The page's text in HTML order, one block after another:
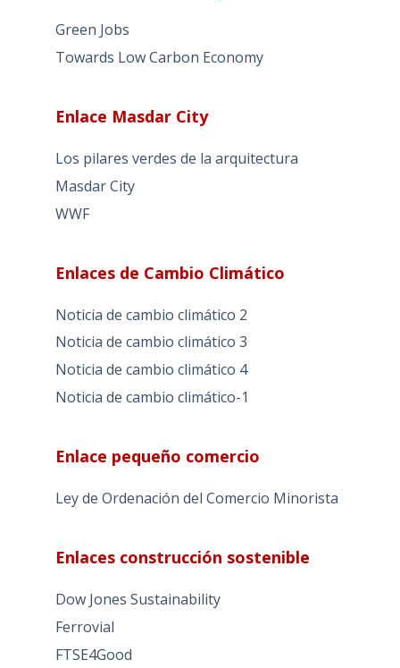
Green Jobs
Towards Low Carbon Economy
Enlace Masdar City
Los pilares verdes de la arquitectura
Masdar City
WWF
Enlaces de Cambio Climático
Noticia de cambio climático 2
Noticia de cambio climático 3
Noticia de cambio climático 4
Noticia de cambio climático-1
Enlace pequeño comercio
Ley de Ordenación del Comercio Minorista
Enlaces construcción sostenible
Dow Jones Sustainability
Ferrovial
FTSE4Good